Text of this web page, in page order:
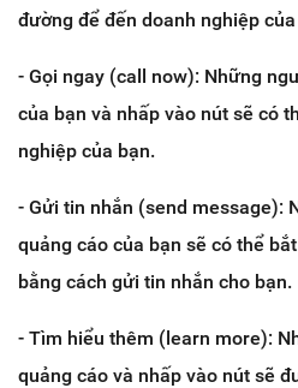
đường để đến doanh nghiệp
- Gọi ngay (call now): Những
của bạn và nhấp vào nút sẽ có
nghiệp của bạn.
- Gửi tin nhắn (send message):
quảng cáo của bạn sẽ có thể
bằng cách gửi tin nhắn cho bạn.
- Tìm hiểu thêm (learn more):
quảng cáo và nhấp vào nút sẽ